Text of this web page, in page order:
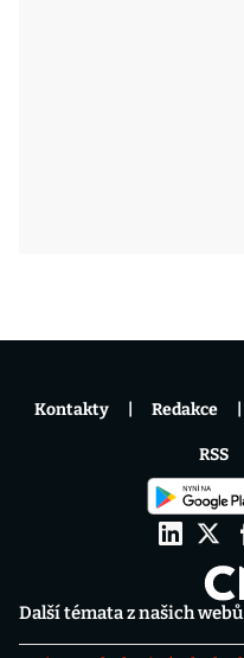
Další témata z našich webů
Kontakty Redakce
RSS